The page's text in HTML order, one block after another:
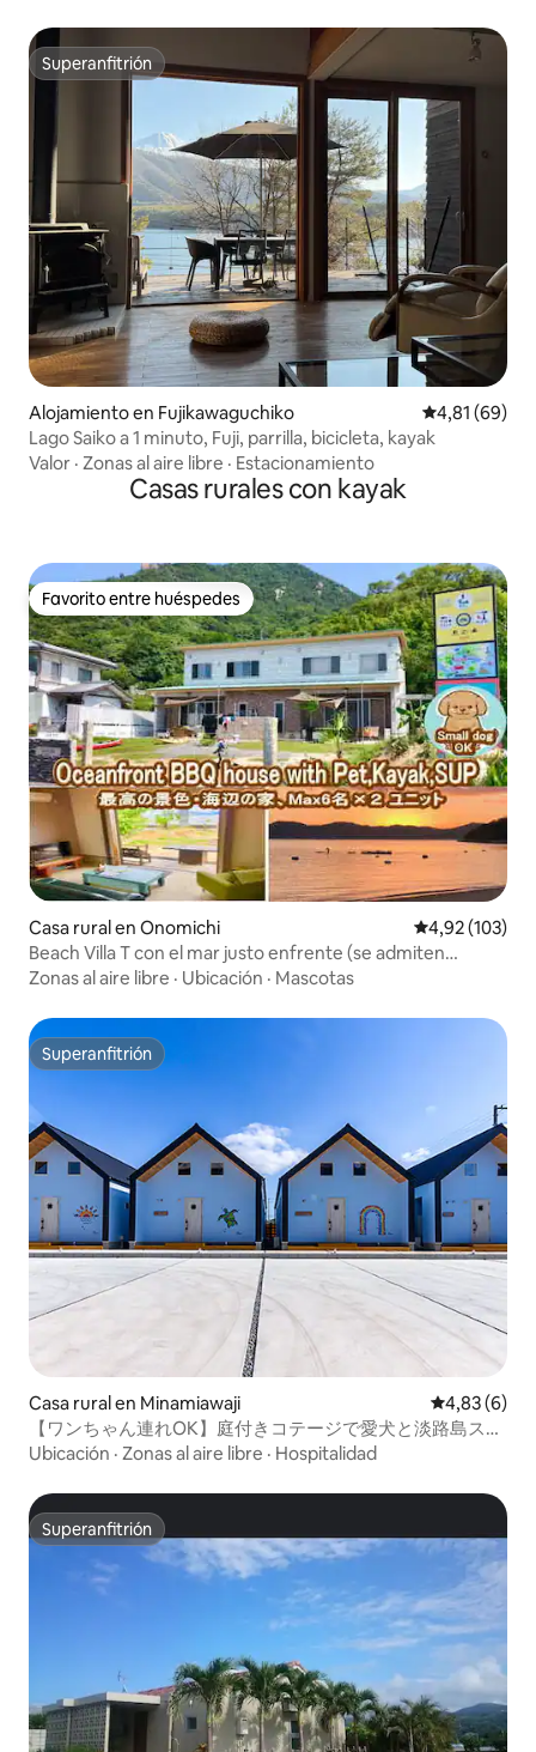
Superanfitrión
Superanfitrión
Alojamiento en Fujikawaguchiko Calificación
4,81 (69)
Lago Saiko a 1 minuto, Fuji, parrilla, bicicleta, kayak
Valor · Zonas al aire libre · Estacionamiento
Casas rurales con kayak
Favorito entre huéspedes
Favorito entre huéspedes
Casa rural en Onomichi Calificación
4,92 (103)
Beach Villa T con el mar justo enfrente (se admiten
perros, para 7 personas, con parrilla, SUP, kayak, ideal para
Zonas al aire libre · Ubicación · Mascotas
Superanfitrión
Superanfitrión
Casa rural en Minamiawaji Calificación
4,83 (6)
【ワンちゃん連れOK】庭付きコテージで愛犬と淡路島ステ
イ｜BBQテラス付・最大6名
Ubicación · Zonas al aire libre · Hospitalidad
Superanfitrión
Superanfitrión